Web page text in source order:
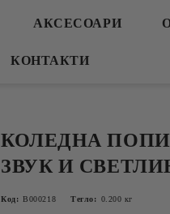
АКСЕСОАРИ
КОНТАКТИ
КОЛЕДНА
ЗВУК И
Код: B000218 Тегло: 0.200 кг